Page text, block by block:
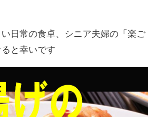
日常の食卓、シニア夫婦の「楽ご
と幸いです